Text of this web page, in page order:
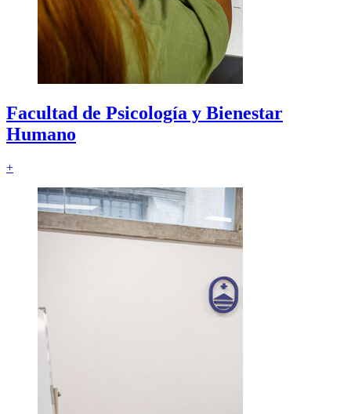
Facultad de Psicología y Bienestar
Humano
+